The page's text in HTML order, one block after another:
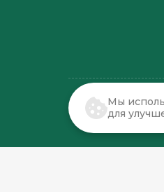
© 2022-2026 . По
Мы
для